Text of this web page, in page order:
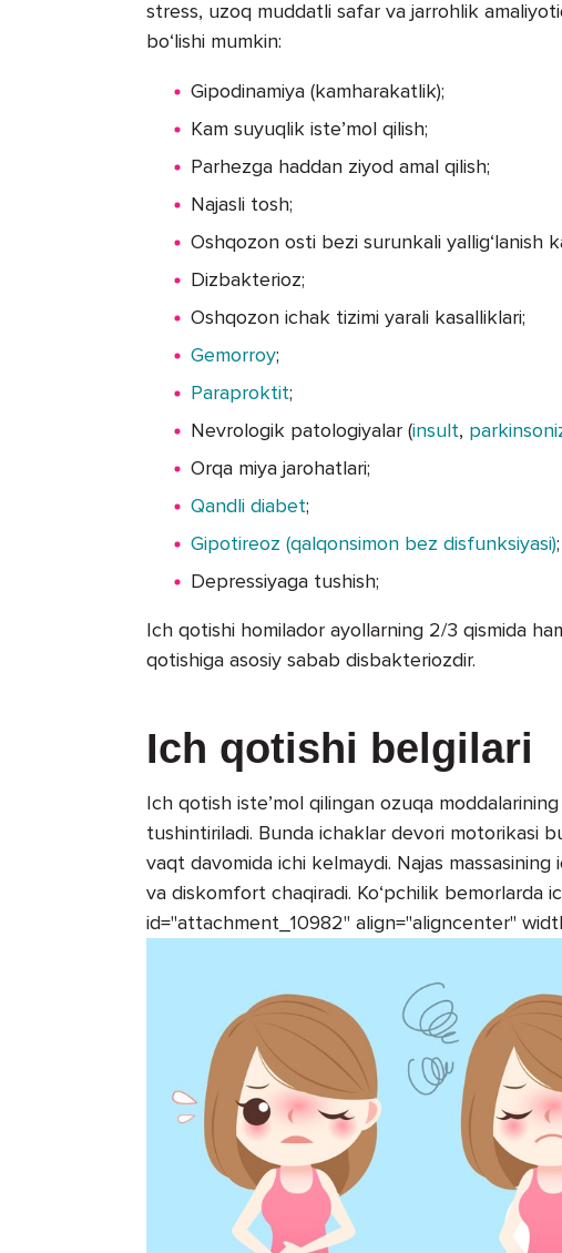
stress, uzoq muddatli safar va jarrohlik
bo‘lishi mumkin:
Gipodinamiya (kamharakatlik);
Kam suyuqlik iste’mol qilish;
Parhezga haddan ziyod amal qilish;
Najasli tosh;
Oshqozon osti bezi surunkali yallig‘lanish
Dizbakterioz;
Oshqozon ichak tizimi yarali kasalliklari;
Gemorroy;
Paraproktit;
Nevrologik patologiyalar (insult,
Orqa miya jarohatlari;
Qandli diabet;
Gipotireoz (qalqonsimon bez disfunksiyasi);
Depressiyaga tushish;
Ich qotishi homilador ayollarning 2/3 qismida
qotishiga asosiy sabab disbakteriozdir.
Ich qotishi belgilari
Ich qotish iste’mol qilingan ozuqa
tushintiriladi. Bunda ichaklar devori motorikasi
vaqt davomida ichi kelmaydi. Najas
va diskomfort chaqiradi. Ko‘pchilik bemorlarda
id="attachment_10982" align="aligncenter"